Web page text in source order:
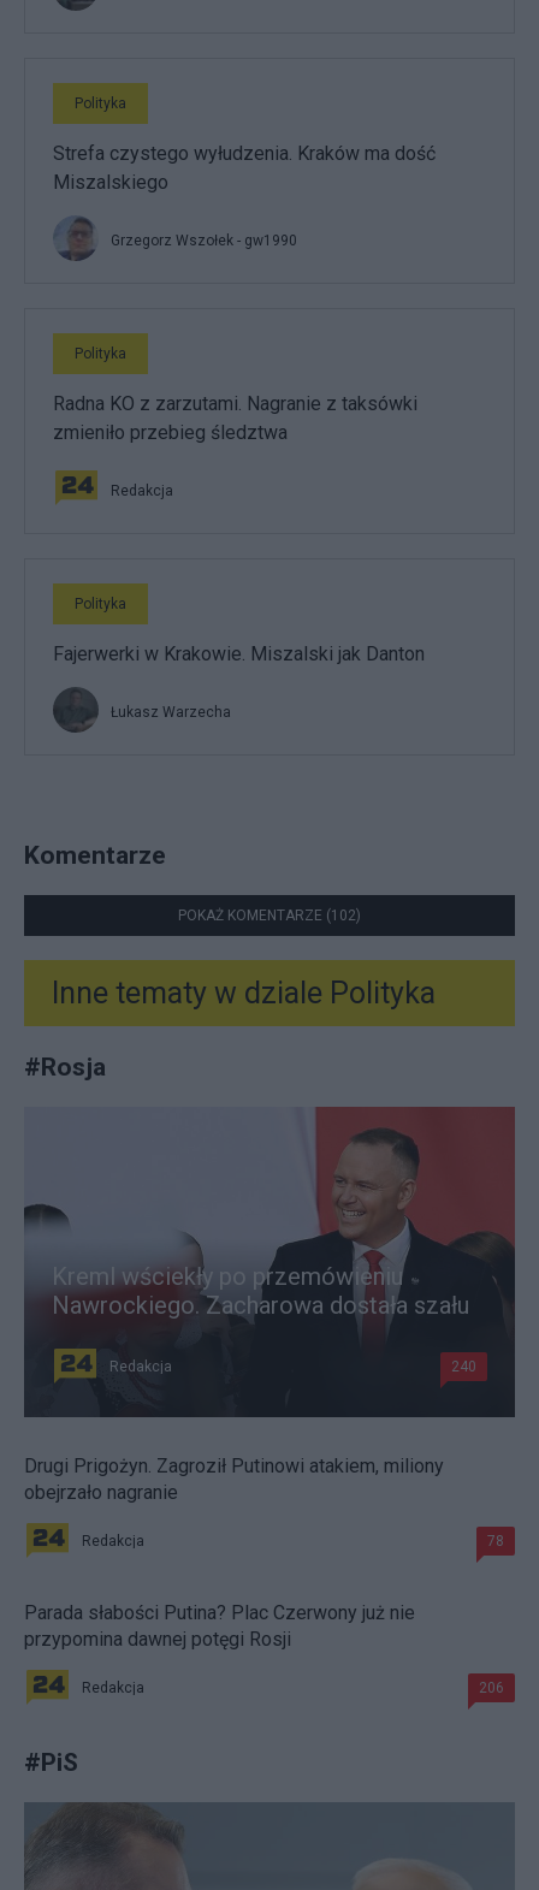
Polityka
Strefa czystego wyłudzenia. Kraków ma dość
Miszalskiego
Grzegorz Wszołek - gw1990
Polityka
Radna KO z zarzutami. Nagranie z taksówki
zmieniło przebieg śledztwa
Redakcja
Polityka
Fajerwerki w Krakowie. Miszalski jak Danton
Łukasz Warzecha
Komentarze
POKAŻ KOMENTARZE (102)
Inne tematy w dziale Polityka
#Rosja
Kreml wściekły po przemówieniu
Nawrockiego. Zacharowa dostała szału
Redakcja 240
Drugi Prigożyn. Zagroził Putinowi atakiem, miliony
obejrzało nagranie
Redakcja 78
Parada słabości Putina? Plac Czerwony już nie
przypomina dawnej potęgi Rosji
Redakcja 206
#PiS